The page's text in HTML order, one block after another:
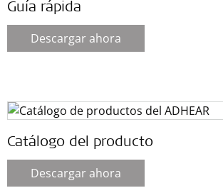
Guía rápida
Descargar ahora
Catálogo del producto
Descargar ahora